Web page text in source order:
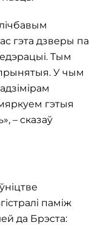
гэта дзверы па
Тым
У чым
гэтыя
– сказаў
паміж
да Брэста: